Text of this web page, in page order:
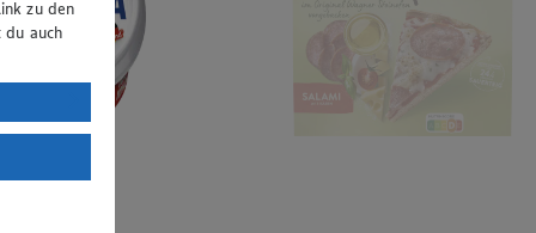
zu den
auch
DSGVO
mit
das